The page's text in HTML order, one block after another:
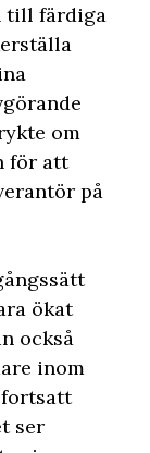
till färdiga
om
för att
på
ökat
också
inom
ser